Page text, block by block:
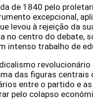
de 1840 pelo
excepcional,
levou à rejeição da
centro do
intenso trabalho de
das figuras
entre o partido e
pelo colapso